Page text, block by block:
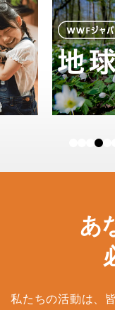
あ
私たちの活動は、